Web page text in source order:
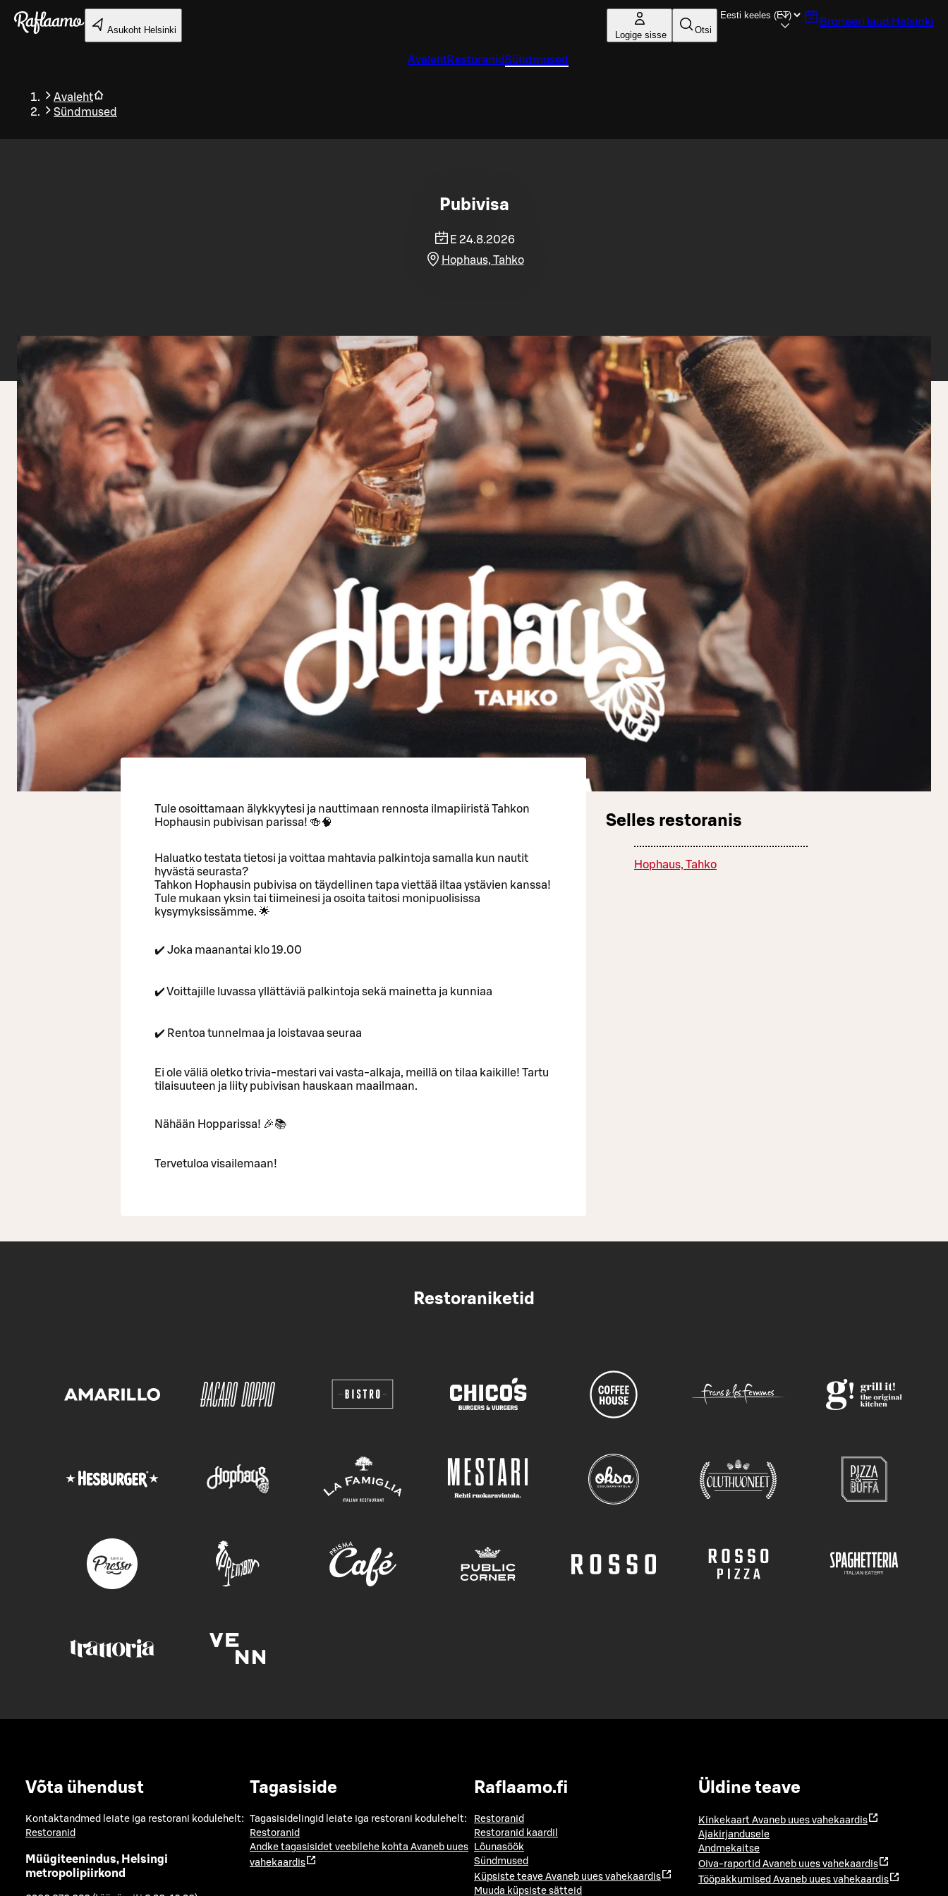
Liigu peamise sisu juurde
Asukoht Helsinki Logige sisse Otsi
Broneeri laud Helsinki
AvalehtRestoranidSündmused
Avaleht
Sündmused
Tagasi
Pubivisa
E 24.8.2026
Hophaus, Tahko
Tule osoittamaan älykkyytesi ja nauttimaan rennosta ilmapiiristä Tahkon
Hophausin pubivisan parissa! 🍻🧠
Haluatko testata tietosi ja voittaa mahtavia palkintoja samalla kun nautit
hyvästä seurasta?
Tahkon Hophausin pubivisa on täydellinen tapa viettää iltaa ystävien kanssa!
Tule mukaan yksin tai tiimeinesi ja osoita taitosi monipuolisissa
kysymyksissämme. 🌟
✔️ Joka maanantai klo 19.00
✔️ Voittajille luvassa yllättäviä palkintoja sekä mainetta ja kunniaa
✔️ Rentoa tunnelmaa ja loistavaa seuraa
Ei ole väliä oletko trivia-mestari vai vasta-alkaja, meillä on tilaa kaikille! Tartu
tilaisuuteen ja liity pubivisan hauskaan maailmaan.
Nähään Hopparissa! 🎉📚
Tervetuloa visailemaan!
Selles restoranis
Hophaus, Tahko
Restoraniketid
Võta ühendust
Kontaktandmed leiate iga restorani kodulehelt:
Restoranid
Müügiteenindus, Helsingi
metropolipiirkond
Tagasiside
Tagasisidelingid leiate iga restorani kodulehelt:
Restoranid
Andke tagasisidet veebilehe kohta Avaneb uues
vahekaardis
Raflaamo.fi
Restoranid
Restoranid kaardil
Lõunasöök
Sündmused
Küpsiste teave Avaneb uues vahekaardis
Muuda küpsiste sätteid
Üldine teave
Kinkekaart Avaneb uues vahekaardis
Ajakirjandusele
Andmekaitse
Oiva-raportid Avaneb uues vahekaardis
Tööpakkumised Avaneb uues vahekaardis